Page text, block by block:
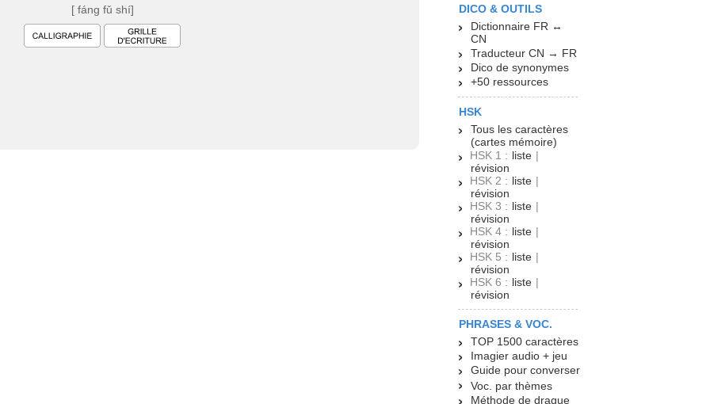
[ fáng fǔ shí]
DICO & OUTILS
Dictionnaire FR ↔
CN
Traducteur CN → FR
Dico de synonymes
+50 ressources
HSK
Tous les caractères
(cartes mémoire)
HSK 1 : liste |
révision
HSK 2 : liste |
révision
HSK 3 : liste |
révision
HSK 4 : liste |
révision
HSK 5 : liste |
révision
HSK 6 : liste |
révision
PHRASES & VOC.
TOP 1500 caractères
Imagier audio + jeu
Guide pour converser
Voc. par thèmes
Méthode de drague